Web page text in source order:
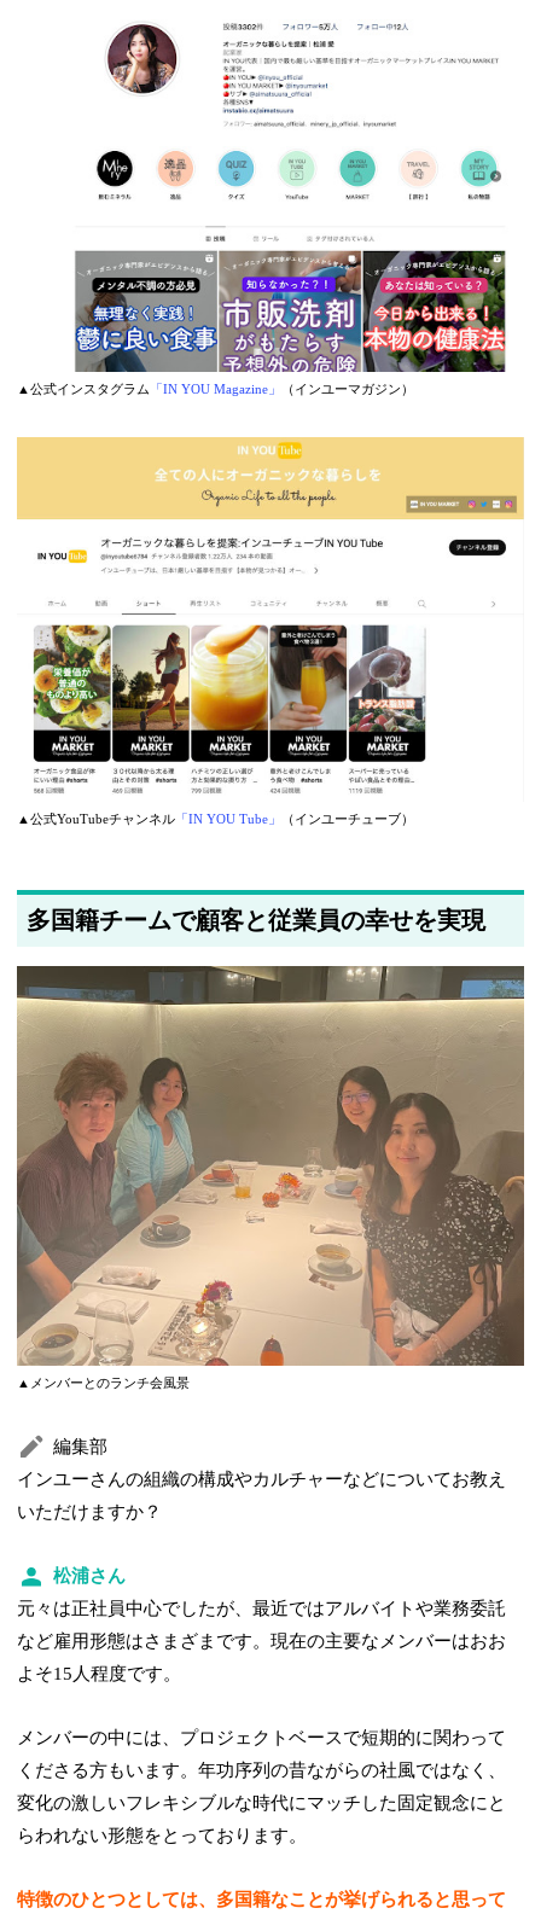
▲公式インスタグラム 「IN YOU Magazine」 （インユーマガジン）
▲公式YouTubeチャンネル 「IN YOU Tube」 （インユーチューブ）
多国籍チームで顧客と従業員の幸せを実現
▲メンバーとのランチ会風景
編集部
インユーさんの組織の構成やカルチャーなどについてお教え
いただけますか？
松浦さん
元々は正社員中心でしたが、最近ではアルバイトや業務委託
など雇用形態はさまざまです。現在の主要なメンバーはおお
よそ15人程度です。
メンバーの中には、プロジェクトベースで短期的に関わって
くださる方もいます。年功序列の昔ながらの社風ではなく、
変化の激しいフレキシブルな時代にマッチした固定観念にと
らわれない形態をとっております。
特徴のひとつとしては、多国籍なことが挙げられると思って